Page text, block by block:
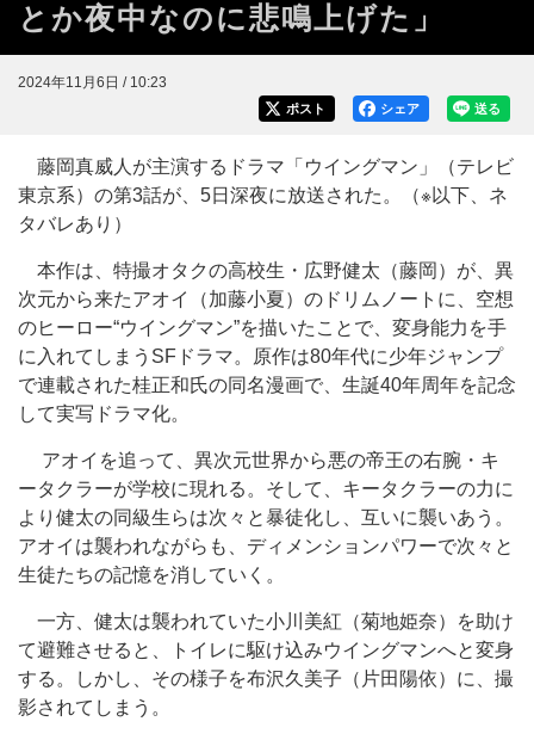
とか夜中なのに悲鳴上げた」
2024年11月6日 / 10:23
送る
シェア
ポスト
藤岡真威人が主演するドラマ「ウイングマン」（テレビ
東京系）の第3話が、5日深夜に放送された。（※以下、ネ
タバレあり）
本作は、特撮オタクの高校生・広野健太（藤岡）が、異
次元から来たアオイ（加藤小夏）のドリムノートに、空想
のヒーロー“ウイングマン”を描いたことで、変身能力を手
に入れてしまうSFドラマ。原作は80年代に少年ジャンプ
で連載された桂正和氏の同名漫画で、生誕40年周年を記念
して実写ドラマ化。
アオイを追って、異次元世界から悪の帝王の右腕・キ
ータクラーが学校に現れる。そして、キータクラーの力に
より健太の同級生らは次々と暴徒化し、互いに襲いあう。
アオイは襲われながらも、ディメンションパワーで次々と
生徒たちの記憶を消していく。
一方、健太は襲われていた小川美紅（菊地姫奈）を助け
て避難させると、トイレに駆け込みウイングマンへと変身
する。しかし、その様子を布沢久美子（片田陽依）に、撮
影されてしまう。